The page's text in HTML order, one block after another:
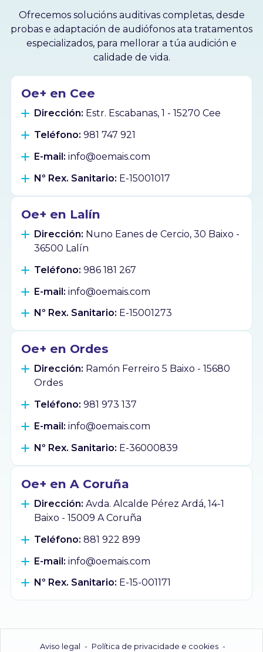
Ofrecemos solucións auditivas completas, desde
probas e adaptación de audiófonos ata tratamentos
especializados, para mellorar a túa audición e
calidade de vida.
Oe+ en Cee
Dirección: Estr. Escabanas, 1 - 15270 Cee
Teléfono: 981 747 921
E-mail: info@oemais.com
Nº Rex. Sanitario: E-15001017
Oe+ en Lalín
Dirección: Nuno Eanes de Cercio, 30 Baixo -
36500 Lalín
Teléfono: 986 181 267
E-mail: info@oemais.com
Nº Rex. Sanitario: E-15001273
Oe+ en Ordes
Dirección: Ramón Ferreiro 5 Baixo - 15680
Ordes
Teléfono: 981 973 137
E-mail: info@oemais.com
Nº Rex. Sanitario: E-36000839
Oe+ en A Coruña
Dirección: Avda. Alcalde Pérez Ardá, 14-1
Baixo - 15009 A Coruña
Teléfono: 881 922 899
E-mail: info@oemais.com
Nº Rex. Sanitario: E-15-001171
Aviso legal - Política de privacidade e cookies -